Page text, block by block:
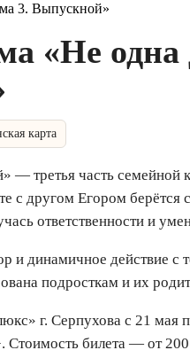
3. Выпускной»
«Не одна
карта
— третья часть семейной
с другом Егором берётся
ответственности и
и динамичное действие с
подросткам и их
г. Серпухова с 21 мая
Стоимость билета — от